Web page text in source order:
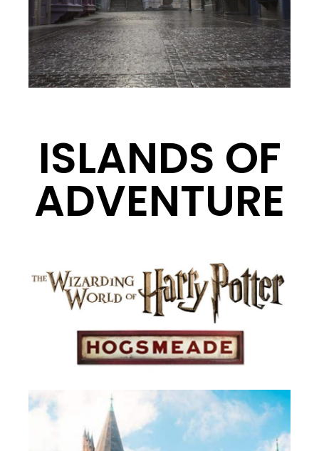
ISLANDS OF
ADVENTURE